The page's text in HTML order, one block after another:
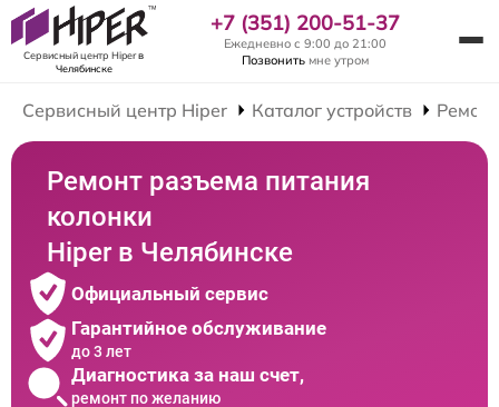
Сервисный центр Hiperв
Челябинске
+7 (351) 200-51-37
Ежедневно с 9:00 до 21:00
Позвонить мне утром
Сервисный центр Hiper Каталог устройств
Ремонт разъема питания
колонки
Hiper в Челябинске
Официальный сервис
Гарантийное обслуживание
до 3 лет
Диагностика за наш счет,
ремонт по желанию